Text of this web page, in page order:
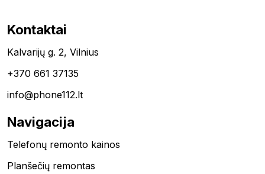
Kontaktai
Kalvarijų g. 2, Vilnius
+370 661 37135
info@phone112.lt
Navigacija
Telefonų remonto kainos
Planšečių remontas